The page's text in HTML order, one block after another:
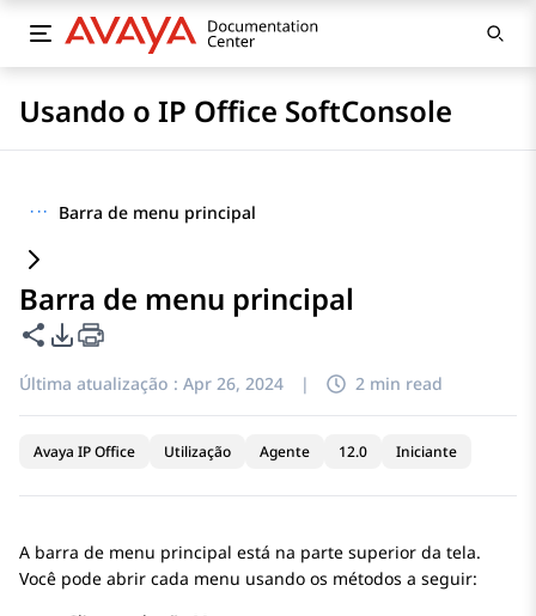
Usando o IP Office SoftConsole
··· Barra de menu principal
Barra de menu principal
Compartilhar esta página
Opções de exportação de PDF
Última atualização : Apr 26, 2024 | 2 min read
Avaya IP Office Utilização Agente 12.0 Iniciante
A barra de menu principal está na parte superior da tela.
Você pode abrir cada menu usando os métodos a seguir: